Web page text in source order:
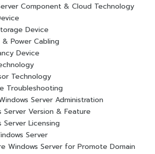
Component & Cloud Technology
Device
Power Cabling
Device
Technology
Troubleshooting
Server Administration
Server Version & Feature
Server Licensing
Server
Windows Server for Promote Domain